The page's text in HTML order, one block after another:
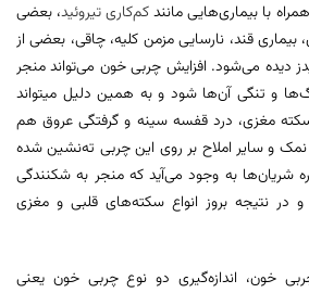
با بیماری‌هایی مانندکم‌کاری تیروئید، بعضی
بیماری قند، نارسایی مزمن کلیه، چاقی، بعضی از
دیده می‌شود. افزایش چربی خون می‌تواند منجر
و تنگی آن‌ها شود و به همین دلیل میتواند
سکته مغزی، درد قفسه سینه و گرفتگی عروق هم
و سایر املاح بر روی این چربی ته‌نشین شده
شریان‌ها به وجود می‌آید که منجر به شکنندگی
در نتیجه بروز انواع سکته‌های قلبی و مغزی
خون، اندازه‌گیری دو نوع چربی خون یعنی